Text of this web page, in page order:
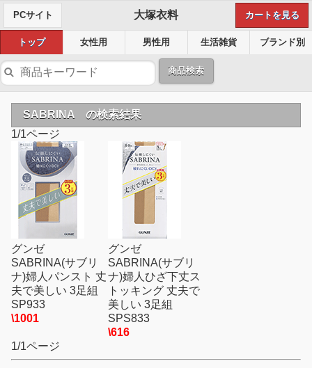
PCサイト 大塚衣料 カートを見る
トップ 女性用 男性用 生活雑貨 ブランド別
商品検索
SABRINA の検索結果
1/1ページ
グンゼ
SABRINA(サブリ
ナ)婦人パンスト 丈
夫で美しい 3足組
SP933
\1001
グンゼ
SABRINA(サブリ
ナ)婦人ひざ下丈ス
トッキング 丈夫で
美しい 3足組
SPS833
\616
1/1ページ